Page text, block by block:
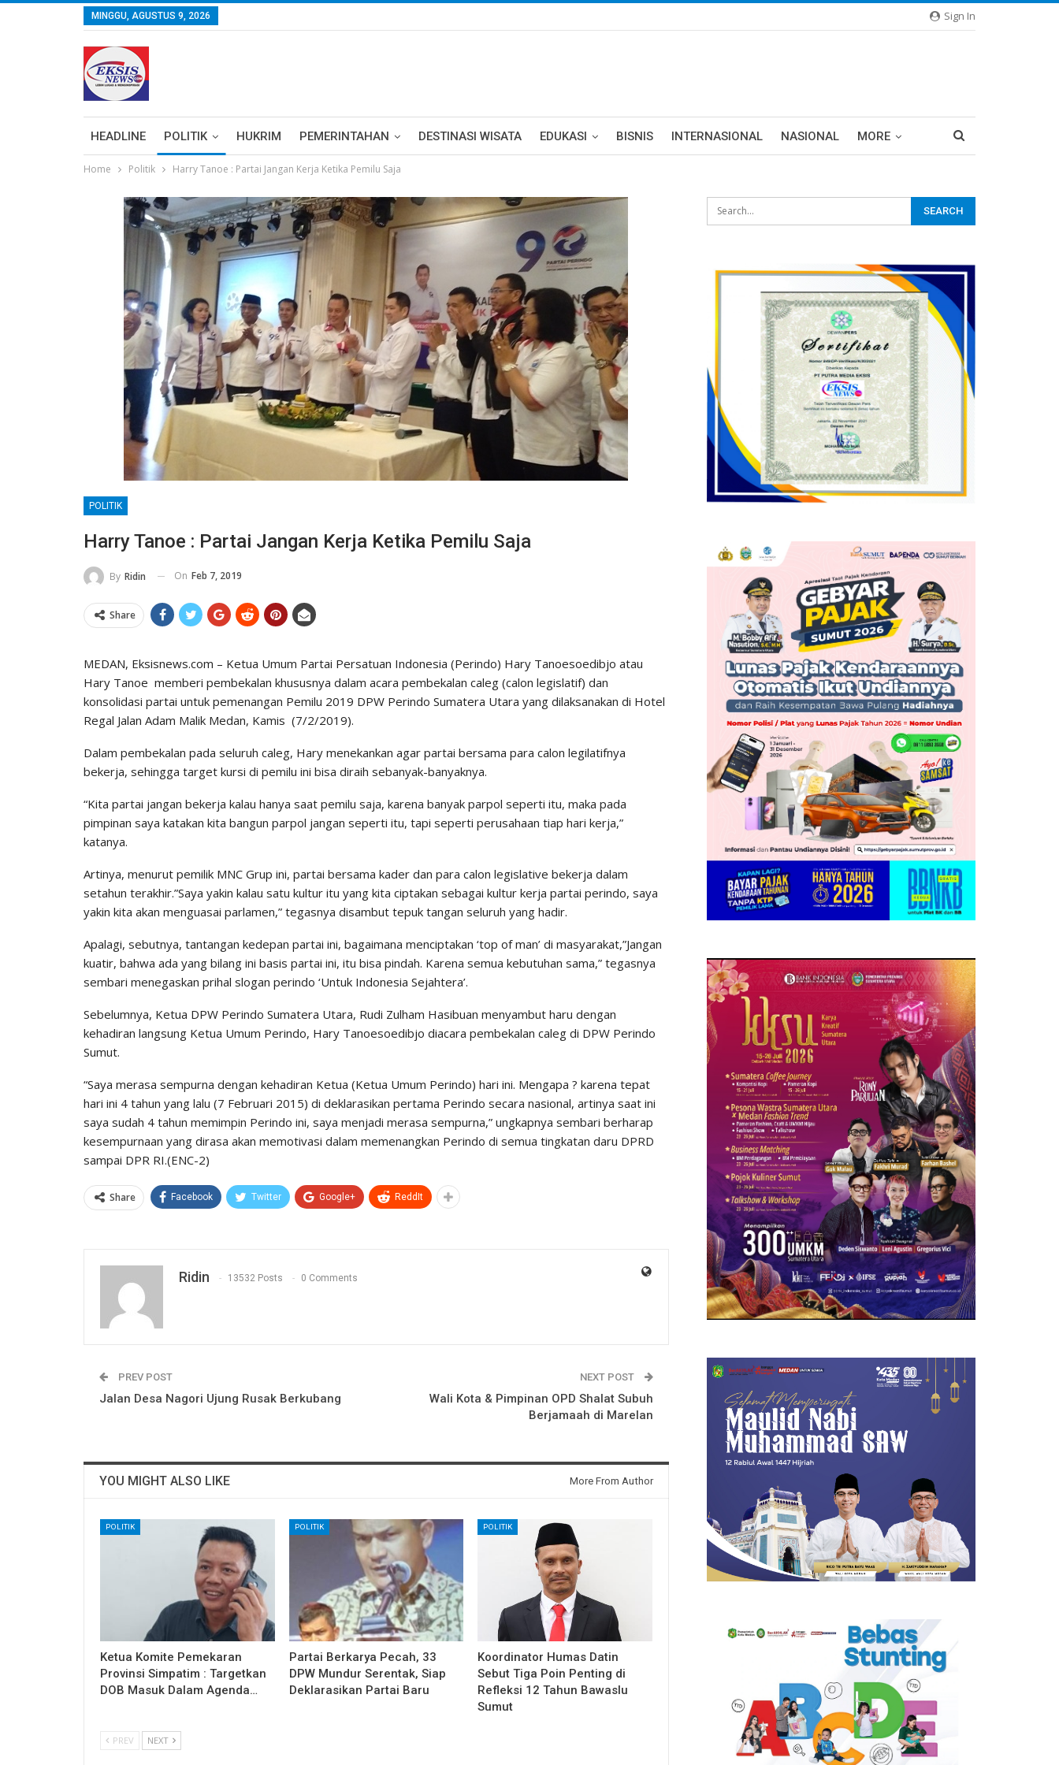
Sign In
MINGGU, AGUSTUS 9, 2026
HEADLINE POLITIK HUKRIM PEMERINTAHAN DESTINASI WISATA EDUKASI BISNIS INTERNASIONAL NASIONAL MORE
Home Politik Harry Tanoe : Partai Jangan Kerja Ketika Pemilu Saja
POLITIK
Harry Tanoe : Partai Jangan Kerja Ketika Pemilu Saja
By Ridin On Feb 7, 2019
Share
MEDAN, Eksisnews.com – Ketua Umum Partai Persatuan Indonesia (Perindo) Hary Tanoesoedibjo atau
Hary Tanoe memberi pembekalan khususnya dalam acara pembekalan caleg (calon legislatif) dan
konsolidasi partai untuk pemenangan Pemilu 2019 DPW Perindo Sumatera Utara yang dilaksanakan di Hotel
Regal Jalan Adam Malik Medan, Kamis (7/2/2019).
Dalam pembekalan pada seluruh caleg, Hary menekankan agar partai bersama para calon legilatifnya
bekerja, sehingga target kursi di pemilu ini bisa diraih sebanyak-banyaknya.
“Kita partai jangan bekerja kalau hanya saat pemilu saja, karena banyak parpol seperti itu, maka pada
pimpinan saya katakan kita bangun parpol jangan seperti itu, tapi seperti perusahaan tiap hari kerja,”
katanya.
Artinya, menurut pemilik MNC Grup ini, partai bersama kader dan para calon legislative bekerja dalam
setahun terakhir.”Saya yakin kalau satu kultur itu yang kita ciptakan sebagai kultur kerja partai perindo, saya
yakin kita akan menguasai parlamen,” tegasnya disambut tepuk tangan seluruh yang hadir.
Apalagi, sebutnya, tantangan kedepan partai ini, bagaimana menciptakan ‘top of man’ di masyarakat,”Jangan
kuatir, bahwa ada yang bilang ini basis partai ini, itu bisa pindah. Karena semua kebutuhan sama,” tegasnya
sembari menegaskan prihal slogan perindo ‘Untuk Indonesia Sejahtera’.
Sebelumnya, Ketua DPW Perindo Sumatera Utara, Rudi Zulham Hasibuan menyambut haru dengan
kehadiran langsung Ketua Umum Perindo, Hary Tanoesoedibjo diacara pembekalan caleg di DPW Perindo
Sumut.
“Saya merasa sempurna dengan kehadiran Ketua (Ketua Umum Perindo) hari ini. Mengapa ? karena tepat
hari ini 4 tahun yang lalu (7 Februari 2015) di deklarasikan pertama Perindo secara nasional, artinya saat ini
saya sudah 4 tahun memimpin Perindo ini, saya menjadi merasa sempurna,” ungkapnya sembari berharap
kesempurnaan yang dirasa akan memotivasi dalam memenangkan Perindo di semua tingkatan daru DPRD
sampai DPR RI.(ENC-2)
Share Facebook Twitter Google+ ReddIt
Ridin 13532 Posts 0 Comments
PREV POST
Jalan Desa Nagori Ujung Rusak Berkubang
NEXT POST
Wali Kota & Pimpinan OPD Shalat Subuh
Berjamaah di Marelan
YOU MIGHT ALSO LIKE More From Author
POLITIK
Ketua Komite Pemekaran
Provinsi Simpatim : Targetkan
DOB Masuk Dalam Agenda…
POLITIK
Partai Berkarya Pecah, 33
DPW Mundur Serentak, Siap
Deklarasikan Partai Baru
POLITIK
Koordinator Humas Datin
Sebut Tiga Poin Penting di
Refleksi 12 Tahun Bawaslu
Sumut
PREV NEXT